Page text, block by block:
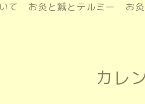
て お灸と鍼とテルミー お
カレ